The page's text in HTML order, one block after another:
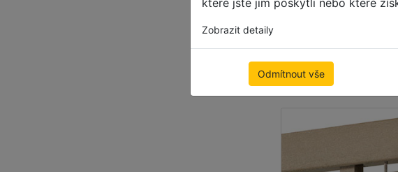
Zobrazit detaily
Odmítnout vše
1,898.26 Kč
cena
Doprava zdarma